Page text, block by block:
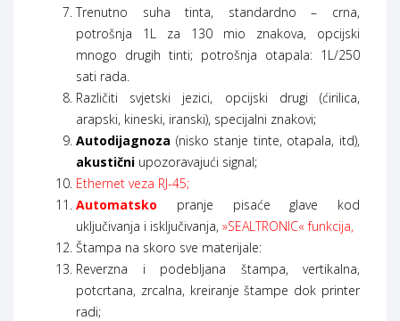
Trenutno suha tinta, standardno – crna,
potrošnja 1L za 130 mio znakova, opcijski
mnogo drugih tinti; potrošnja otapala: 1L/250
sati rada.
Različiti svjetski jezici, opcijski drugi (ćirilica,
arapski, kineski, iranski), specijalni znakovi;
Autodijagnoza (nisko stanje tinte, otapala, itd),
akustični upozoravajući signal;
Ethernet veza RJ-45;
Automatsko pranje pisaće glave kod
uključivanja i isključivanja, »SEALTRONIC« funkcija,
Štampa na skoro sve materijale:
Reverzna i podebljana štampa, vertikalna,
potcrtana, zrcalna, kreiranje štampe dok printer
radi;